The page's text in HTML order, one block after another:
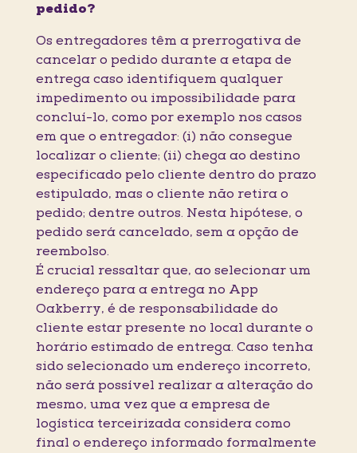
pedido?
Os entregadores têm a prerrogativa de
cancelar o pedido durante a etapa de
entrega caso identifiquem qualquer
impedimento ou impossibilidade para
concluí-lo, como por exemplo nos casos
em que o entregador: (i) não consegue
localizar o cliente; (ii) chega ao destino
especificado pelo cliente dentro do prazo
estipulado, mas o cliente não retira o
pedido; dentre outros. Nesta hipótese, o
pedido será cancelado, sem a opção de
reembolso.
É crucial ressaltar que, ao selecionar um
endereço para a entrega no App
Oakberry, é de responsabilidade do
cliente estar presente no local durante o
horário estimado de entrega. Caso tenha
sido selecionado um endereço incorreto,
não será possível realizar a alteração do
mesmo, uma vez que a empresa de
logística terceirizada considera como
final o endereço informado formalmente